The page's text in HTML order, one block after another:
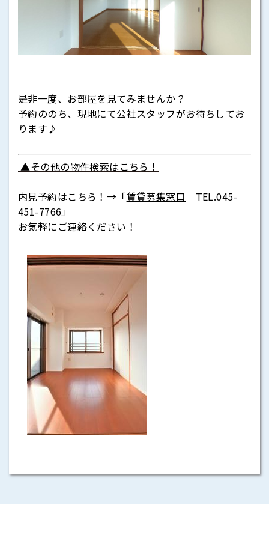
是非一度、お部屋を見てみませんか？
予約ののち、現地にて公社スタッフがお待ちしてお
ります♪
▲その他の物件検索はこちら！
内見予約はこちら！→「賃貸募集窓口 TEL.045-
451-7766」
お気軽にご連絡ください ！